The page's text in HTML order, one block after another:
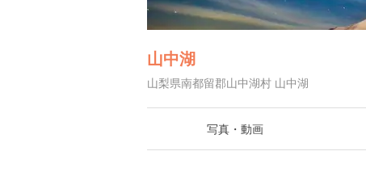
山中湖
山梨県南都留郡山中湖村 山中湖
写真・動画